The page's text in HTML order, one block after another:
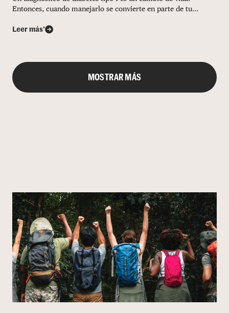
Entonces, cuando manejarlo se convierte en parte de tu...
Leer más’
MOSTRAR MÁS